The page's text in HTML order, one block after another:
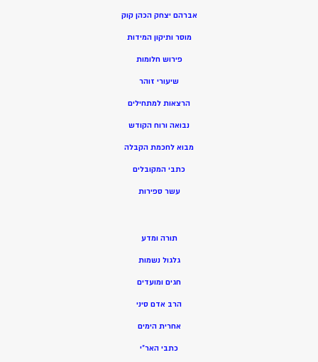
אברהם יצחק הכהן קוק
מוסר ותיקון המידות
פירוש חלומות
שיעורי זוהר
הרצאות למתחילים
נבואה ורוח הקודש
מבוא לחכמת הקבלה
כתבי המקובלים
עשר ספירות
תורה ומדע
גלגול נשמות
חגים ומועדים
הרב אדם סיני
אחרית הימים
כתבי האר”י